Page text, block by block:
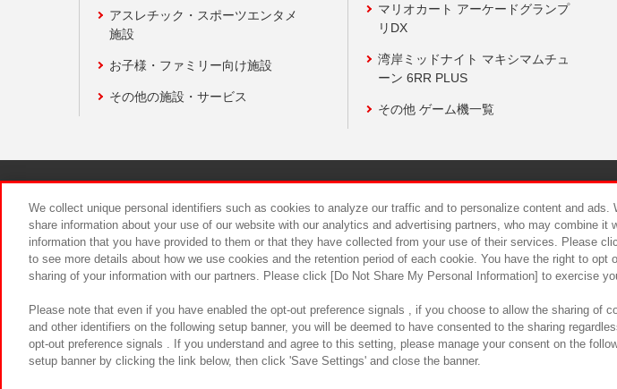
アスレチック・スポーツエンタメ
施設
お子様・ファミリー向け施設
その他の施設・サービス
マリオカート アーケードグランプ
リDX
湾岸ミッドナイト マキシマムチュ
ーン 6RR PLUS
その他 ゲーム機一覧
食品のご提供について カスタマーハラスメン
We collect unique personal identifiers such as cookies to analyze our traffic and to personalize content and ads.
share information about your use of our website with our analytics and advertising partners, who may combine it
information that you have provided to them or that they have collected from your use of their services. Please
to see more details about how we use cookies and the retention period of each cookie. You have the right to opt
sharing of your information with our partners. Please click [Do Not Share My Personal Information] to exercise
Please note that even if you have enabled the opt-out preference signals , if you choose to allow the sharing of
and other identifiers on the following setup banner, you will be deemed to have consented to the sharing
opt-out preference signals . If you understand and agree to this setting, please manage your consent on the
setup banner by clicking the link below, then click 'Save Settings' and close the banner.